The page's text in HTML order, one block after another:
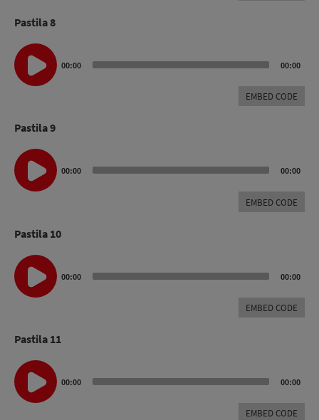
Pastila 8
Audio
Player
00:00 00:00
EMBED CODE
Pastila 9
Audio
Player
00:00 00:00
EMBED CODE
Pastila 10
Audio
Player
00:00 00:00
EMBED CODE
Pastila 11
Audio
Player
00:00 00:00
EMBED CODE